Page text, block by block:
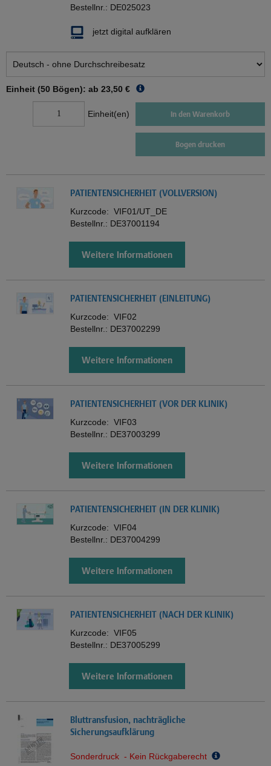
Bestellnr.: DE025023
jetzt digital aufklären
Einheit (50 Bögen): ab 23,50 €
Einheit(en) In den Warenkorb
Bogen drucken
PATIENTENSICHERHEIT (VOLLVERSION)
Kurzcode: VIF01/UT_DE
Bestellnr.: DE37001194
Weitere Informationen
PATIENTENSICHERHEIT (EINLEITUNG)
Kurzcode: VIF02
Bestellnr.: DE37002299
Weitere Informationen
PATIENTENSICHERHEIT (VOR DER KLINIK)
Kurzcode: VIF03
Bestellnr.: DE37003299
Weitere Informationen
PATIENTENSICHERHEIT (IN DER KLINIK)
Kurzcode: VIF04
Bestellnr.: DE37004299
Weitere Informationen
PATIENTENSICHERHEIT (NACH DER KLINIK)
Kurzcode: VIF05
Bestellnr.: DE37005299
Weitere Informationen
Bluttransfusion, nachträgliche
Sicherungsaufklärung
Sonderdruck - Kein Rückgaberecht